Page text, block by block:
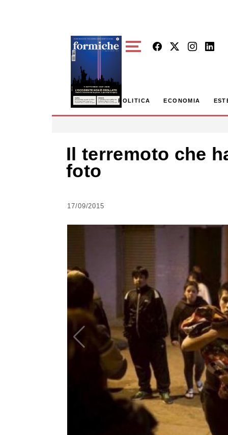
POLITICA ECONOMIA
Il terremoto che
foto
17/09/2015